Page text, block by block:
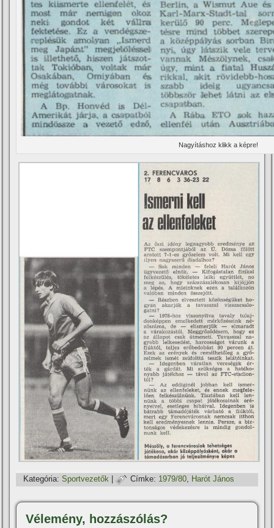
Nagyí­táshoz klikk a képre!
Kategória: Sportvezetők | Címke: 1979/80, Harót János
Vélemény, hozzászólás?